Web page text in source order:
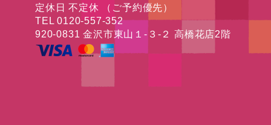
定休日 不定休 （ご予約優先）
TEL 0120-557-352
920-0831 金沢市東山１-３-２ 高橋花店2階